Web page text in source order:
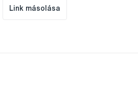
Link másolása